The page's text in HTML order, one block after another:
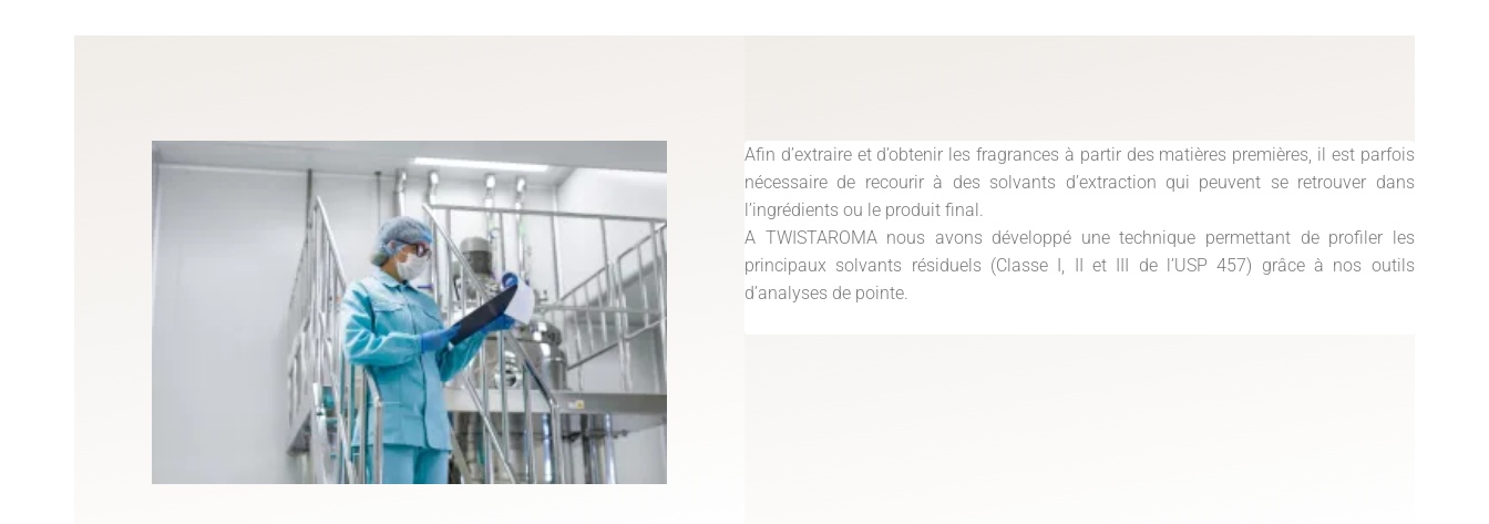
Afin d’extraire et d’obtenir les fragrances à partir des matières premières, il est parfois
nécessaire de recourir à des solvants d’extraction qui peuvent se retrouver dans
l’ingrédients ou le produit final.
A TWISTAROMA nous avons développé une technique permettant de profiler les
principaux solvants résiduels (Classe I, II et III de l’USP 457) grâce à nos outils
d’analyses de pointe.